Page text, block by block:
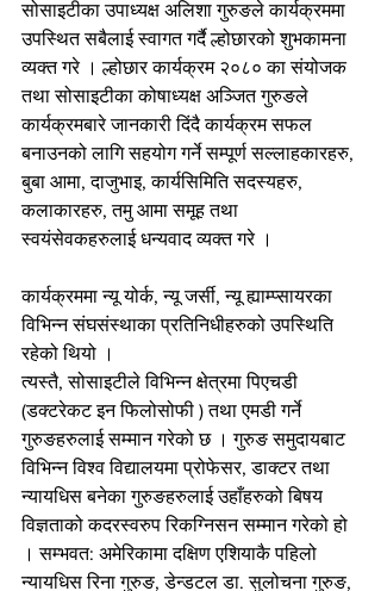
सोसाइटीका उपाध्यक्ष अलिशा गुरुङले कार्यक्रममा
उपस्थित सबैलाई स्वागत गर्दै ल्होछारको शुभकामना
व्यक्त गरे । ल्होछार कार्यक्रम २०८० का संयोजक
तथा सोसाइटीका कोषाध्यक्ष अञ्जित गुरुङले
कार्यक्रमबारे जानकारी दिंदै कार्यक्रम सफल
बनाउनको लागि सहयोग गर्ने सम्पूर्ण सल्लाहकारहरु,
बुबा आमा, दाजुभाइ, कार्यसिमिति सदस्यहरु,
कलाकारहरु, तमु आमा समूह तथा
स्वयंसेवकहरुलाई धन्यवाद व्यक्त गरे ।
कार्यक्रममा न्यू योर्क, न्यू जर्सी, न्यू ह्याम्प्सायरका
विभिन्न संघसंस्थाका प्रतिनिधीहरुको उपस्थिति
रहेको थियो ।
त्यस्तै, सोसाइटीले विभिन्न क्षेत्रमा पिएचडी
(डक्टरेकट इन फिलोसोफी ) तथा एमडी गर्ने
गुरुङहरुलाई सम्मान गरेको छ । गुरुङ समुदायबाट
विभिन्न विश्व विद्यालयमा प्रोफेसर, डाक्टर तथा
न्यायधिस बनेका गुरुङहरुलाई उहाँहरुको बिषय
विज्ञताको कदरस्वरुप रिकग्निसन सम्मान गरेको हो
। सम्भवत: अमेरिकामा दक्षिण एशियाकै पहिलो
न्यायधिस रिना गुरुङ, डेन्डटल डा. सुलोचना गुरुङ,